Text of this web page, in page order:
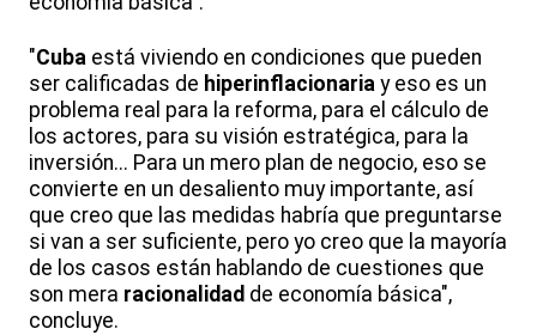
"Cuba está viviendo en condiciones que pueden
ser calificadas de hiperinflacionaria y eso es un
problema real para la reforma, para el cálculo de
los actores, para su visión estratégica, para la
inversión... Para un mero plan de negocio, eso se
convierte en un desaliento muy importante, así
que creo que las medidas habría que preguntarse
si van a ser suficiente, pero yo creo que la mayoría
de los casos están hablando de cuestiones que
son mera racionalidad de economía básica",
concluye.